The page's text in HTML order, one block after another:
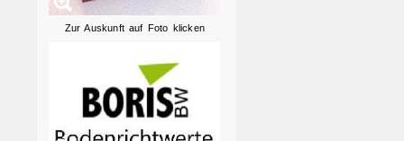
Zur Auskunft auf Foto klicken